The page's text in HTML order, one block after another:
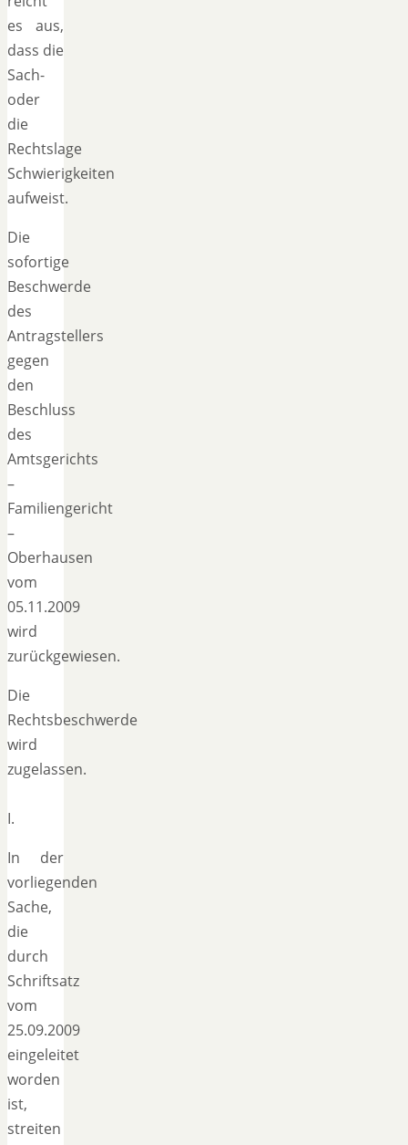
es aus,
dass die
Sach-
oder
die
Rechtslage
Schwierigkeiten
aufweist.
Die
sofortige
Beschwerde
des
Antragstellers
gegen
den
Beschluss
des
Amtsgerichts
–
Familiengericht
–
Oberhausen
vom
05.11.2009
wird
zurückgewiesen.
Die
Rechtsbeschwerde
wird
zugelassen.
I.
In der
vorliegenden
Sache,
die
durch
Schriftsatz
vom
25.09.2009
eingeleitet
worden
ist,
streiten